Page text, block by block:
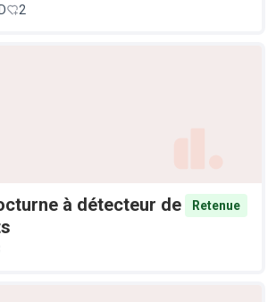
2
à détecteur de
Retenue